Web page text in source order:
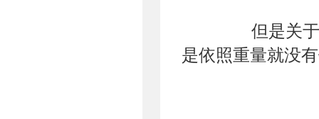
但是关于我
是依照重量就没